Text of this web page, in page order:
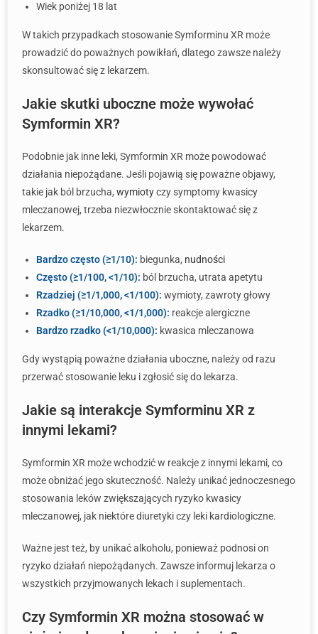
Wiek poniżej 18 lat
W takich przypadkach stosowanie Symforminu XR może
prowadzić do poważnych powikłań, dlatego zawsze należy
skonsultować się z lekarzem.
Jakie skutki uboczne może wywołać
Symformin XR?
Podobnie jak inne leki, Symformin XR może powodować
działania niepożądane. Jeśli pojawią się poważne objawy,
takie jak ból brzucha, wymiotyczy symptomy kwasicy
mleczanowej, trzeba niezwłocznie skontaktować się z
lekarzem.
Bardzo często (≥1/10): biegunka, nudności
Często (≥1/100, <1/10): ból brzucha, utrata apetytu
Rzadziej (≥1/1,000, <1/100): wymioty, zawroty głowy
Rzadko (≥1/10,000, <1/1,000): reakcje alergiczne
Bardzo rzadko (<1/10,000): kwasica mleczanowa
Gdy wystąpią poważne działania uboczne, należy od razu
przerwać stosowanie leku i zgłosić się do lekarza.
Jakie są interakcje Symforminu XR z
innymi lekami?
Symformin XR może wchodzić w reakcje z innymi lekami, co
może obniżać jego skuteczność. Należy unikać jednoczesnego
stosowania leków zwiększających ryzyko kwasicy
mleczanowej, jak niektóre diuretyki czy leki kardiologiczne.
Ważne jest też, by unikać alkoholu, ponieważ podnosi on
ryzyko działań niepożądanych. Zawsze informuj lekarza o
wszystkich przyjmowanych lekach i suplementach.
Czy Symformin XR można stosować w